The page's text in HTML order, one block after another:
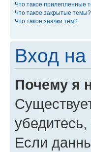
Что такое прилепленные
Что такое закрытые темы?
Что такое значки тем?
Вход
Почему я
Если